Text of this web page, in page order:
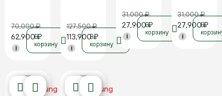
70,000₽
62,900₽
i
В
корзину
127,500₽
113,900₽
i
В
корзину
31,000₽
27,900₽
i
В
корзину
31,000₽
27,900₽
i
В